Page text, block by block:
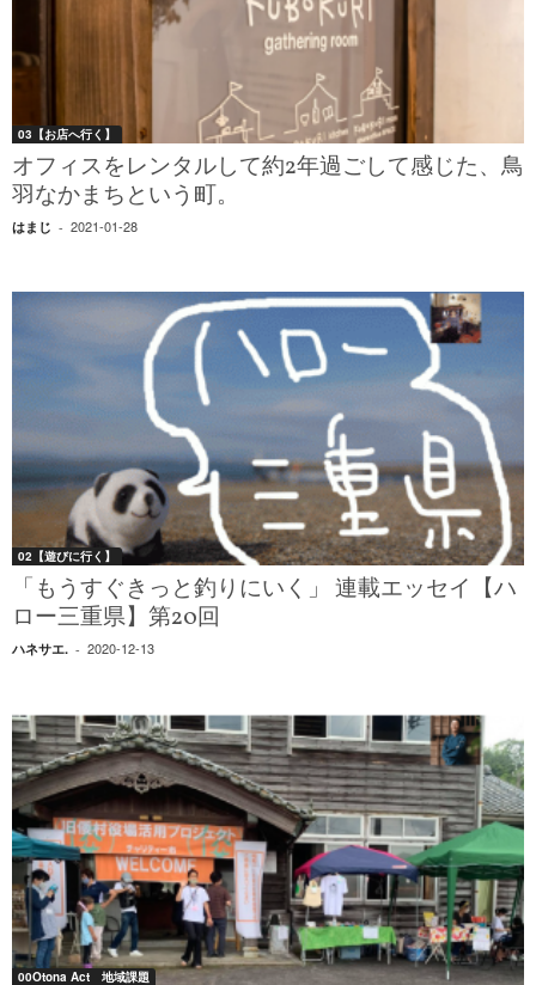
03【お店へ行く】
オフィスをレンタルして約2年過ごして感じた、鳥
羽なかまちという町。
はまじ - 2021-01-28
02【遊びに行く】
「もうすぐきっと釣りにいく」 連載エッセイ【ハ
ロー三重県】第20回
ハネサエ. - 2020-12-13
00Otona Act 地域課題